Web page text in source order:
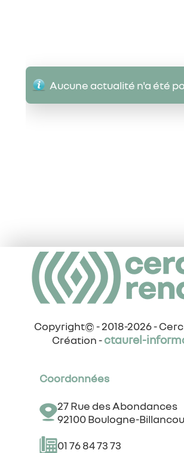
Aucune actualité n'a été
Copyright© - 2018-2026 -
Création -ctaurel-
Coordonnées
27 Rue des Abondances
92100 Boulogne-
01 76 84 73 73